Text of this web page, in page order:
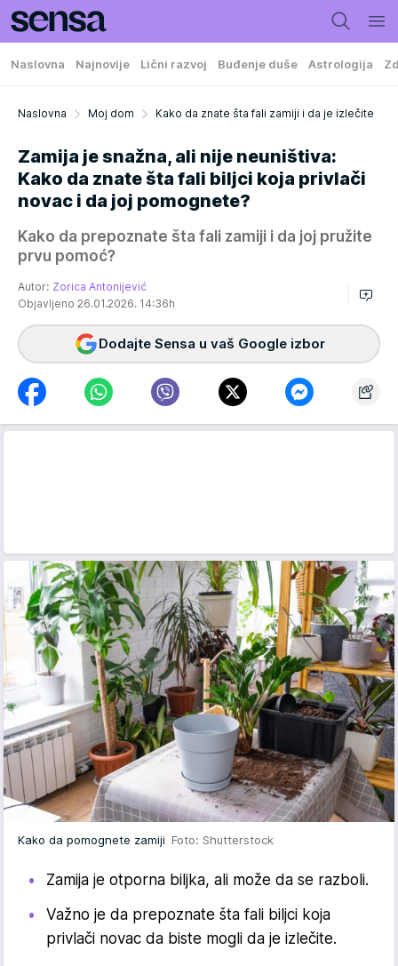
Naslovna Najnovije Lični razvoj Buđenje duše Astrologija
Naslovna Moj dom Kako da znate šta fali zamiji i da je izlečite
Zamija je snažna, ali nije neuništiva:
Kako da znate šta fali biljci koja privlači
novac i da joj pomognete?
Kako da prepoznate šta fali zamiji i da joj pružite
prvu pomoć?
Autor: Zorica Antonijević
Objavljeno 26.01.2026. 14:36h
Dodajte Sensa u vaš Google izbor
Kako da pomognete zamiji Foto: Shutterstock
Zamija je otporna biljka, ali može da se razboli.
Važno je da prepoznate šta fali biljci koja
privlači novac da biste mogli da je izlečite.